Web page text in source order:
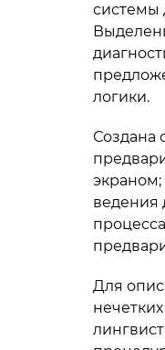
системы
логики.
Создана
ведения
Для